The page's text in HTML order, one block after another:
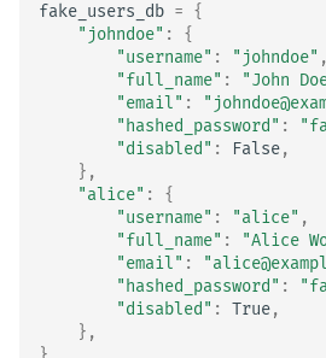
fake_users_db = {
"johndoe" :
{
"username" : "johndoe" ,
"full_name" : "John
"email" :
"hashed_password" :
"disabled" : False,
},
"alice" :
{
"username" : "alice" ,
"full_name" : "Alice
"email" :
"hashed_password" :
"disabled" : True,
},